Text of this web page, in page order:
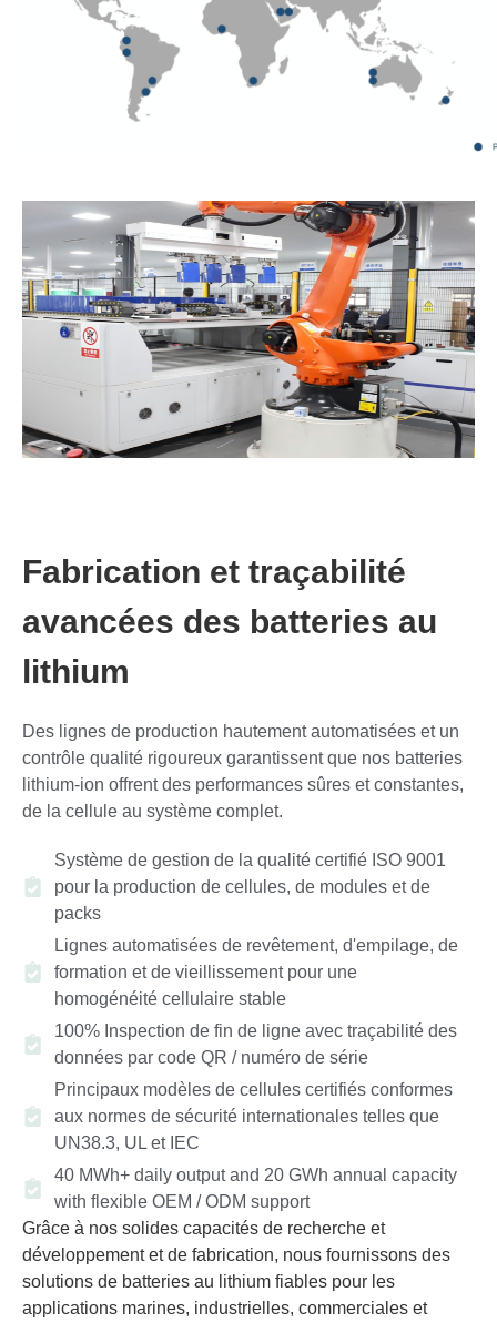
Fabrication et traçabilité
avancées des batteries au
lithium
Des lignes de production hautement automatisées et un
contrôle qualité rigoureux garantissent que nos batteries
lithium-ion offrent des performances sûres et constantes,
de la cellule au système complet.
Système de gestion de la qualité certifié ISO 9001
pour la production de cellules, de modules et de
packs
Lignes automatisées de revêtement, d'empilage, de
formation et de vieillissement pour une
homogénéité cellulaire stable
100% Inspection de fin de ligne avec traçabilité des
données par code QR / numéro de série
Principaux modèles de cellules certifiés conformes
aux normes de sécurité internationales telles que
UN38.3, UL et IEC
40 MWh+ daily output and 20 GWh annual capacity
with flexible OEM / ODM support
Grâce à nos solides capacités de recherche et
développement et de fabrication, nous fournissons des
solutions de batteries au lithium fiables pour les
applications marines, industrielles, commerciales et